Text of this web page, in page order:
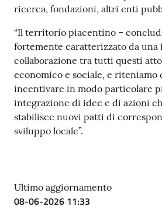
ricerca, fondazioni, altri enti
“Il territorio piacentino –
fortemente caratterizzato da una
collaborazione tra tutti questi
economico e sociale, e riteniamo
incentivare in modo particolare
integrazione di idee e di azioni
stabilisce nuovi patti di
sviluppo locale”.
Ultimo aggiornamento
08-06-2026 11:33